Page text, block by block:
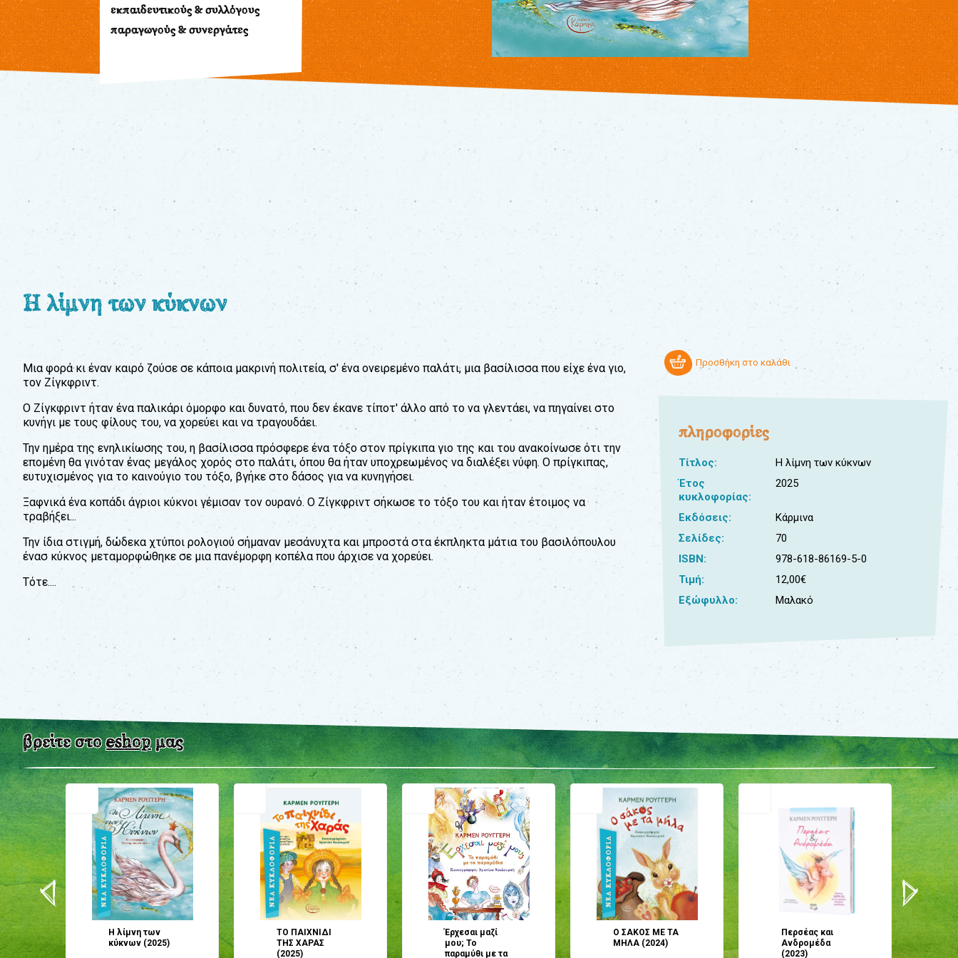
εκπαιδευτικούς & συλλόγους
παραγωγούς & συνεργάτες
Η λίμνη των κύκνων
Μια φορά κι έναν καιρό ζούσε σε κάποια μακρινή πολιτεία, σ' ένα ονειρεμένο παλάτι, μια βασίλισσα που είχε ένα γιο,
τον Ζίγκφριντ.
Ο Ζίγκφριντ ήταν ένα παλικάρι όμορφο και δυνατό, που δεν έκανε τίποτ' άλλο από το να γλεντάει, να πηγαίνει στο
κυνήγι με τους φίλους του, να χορεύει και να τραγουδάει.
Την ημέρα της ενηλικίωσης του, η βασίλισσα πρόσφερε ένα τόξο στον πρίγκιπα γιο της και του ανακοίνωσε ότι την
επομένη θα γινόταν ένας μεγάλος χορός στο παλάτι, όπου θα ήταν υποχρεωμένος να διαλέξει νύφη. Ο πρίγκιπας,
ευτυχισμένος για το καινούγιο του τόξο, βγήκε στο δάσος για να κυνηγήσει.
Ξαφνικά ένα κοπάδι άγριοι κύκνοι γέμισαν τον ουρανό. Ο Ζίγκφριντ σήκωσε το τόξο του και ήταν έτοιμος να
τραβήξει...
Την ίδια στιγμή, δώδεκα χτύποι ρολογιού σήμαναν μεσάνυχτα και μπροστά στα έκπληκτα μάτια του βασιλόπουλου
ένασ κύκνος μεταμορφώθηκε σε μια πανέμορφη κοπέλα που άρχισε να χορεύει.
Τότε....
Προσθήκη στο καλάθι
πληροφορίες
Τίτλος:
Η λίμνη των κύκνων
Έτος
κυκλοφορίας:
2025
Εκδόσεις:
Κάρμινα
Σελίδες:
70
ISBN:
978-618-86169-5-0
Τιμή:
12,00€
Εξώφυλλο:
Μαλακό
βρείτε στοeshopμας
Η λίμνη των
κύκνων (2025)
ΤΟ ΠΑΙΧΝΙΔΙ
ΤΗΣ ΧΑΡΑΣ
(2025)
Έρχεσαι μαζί
μου; Το
παραμύθι με τα
Ο ΣΑΚΟΣ ΜΕ ΤΑ
ΜΗΛΑ (2024)
Περσέας και
Ανδρομέδα
(2023)
Παρακολούθηση
παραγγελίας
γονείς
παραγωγούς